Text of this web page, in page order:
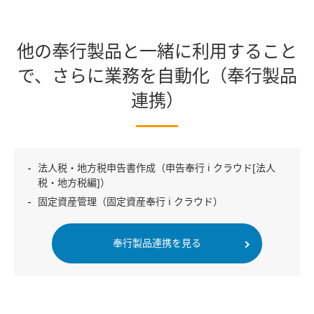
他の奉行製品と一緒に利用すること
で、
さらに業務を自動化（奉行製品
連携）
法人税・地方税申告書作成（申告奉行 i クラウド[法人
税・地方税編]）
固定資産管理（固定資産奉行 i クラウド）
奉行製品連携を見る